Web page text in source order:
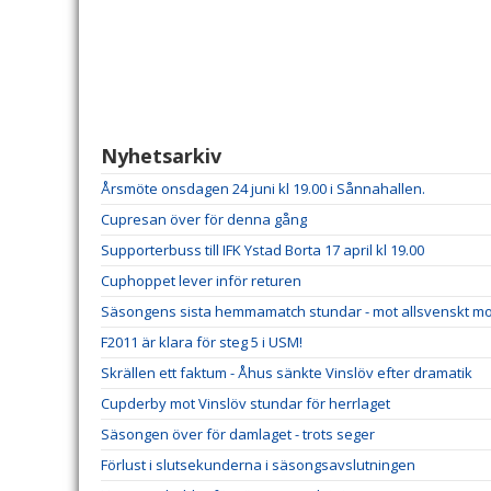
Nyhetsarkiv
Årsmöte onsdagen 24 juni kl 19.00 i Sånnahallen.
Cupresan över för denna gång
Supporterbuss till IFK Ystad Borta 17 april kl 19.00
Cuphoppet lever inför returen
Säsongens sista hemmamatch stundar - mot allsvenskt
F2011 är klara för steg 5 i USM!
Skrällen ett faktum - Åhus sänkte Vinslöv efter dramatik
Cupderby mot Vinslöv stundar för herrlaget
Säsongen över för damlaget - trots seger
Förlust i slutsekunderna i säsongsavslutningen